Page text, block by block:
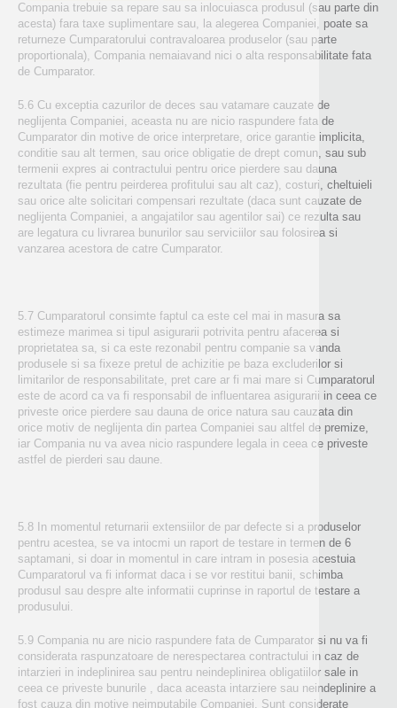
Compania trebuie sa repare sau sa inlocuiasca produsul (sau parte din
acesta) fara taxe suplimentare sau, la alegerea Companiei, poate sa
returneze Cumparatorului contravaloarea produselor (sau parte
proportionala), Compania nemaiavand nici o alta responsabilitate fata
de Cumparator.
5.6 Cu exceptia cazurilor de deces sau vatamare cauzate de
neglijenta Companiei, aceasta nu are nicio raspundere fata de
Cumparator din motive de orice interpretare, orice garantie implicita,
conditie sau alt termen, sau orice obligatie de drept comun, sau sub
termenii expres ai contractului pentru orice pierdere sau dauna
rezultata (fie pentru peirderea profitului sau alt caz), costuri, cheltuieli
sau orice alte solicitari compensari rezultate (daca sunt cauzate de
neglijenta Companiei, a angajatilor sau agentilor sai) ce rezulta sau
are legatura cu livrarea bunurilor sau serviciilor sau folosirea si
vanzarea acestora de catre Cumparator.
5.7 Cumparatorul consimte faptul ca este cel mai in masura sa
estimeze marimea si tipul asigurarii potrivita pentru afacerea si
proprietatea sa, si ca este rezonabil pentru companie sa vanda
produsele si sa fixeze pretul de achizitie pe baza excluderilor si
limitarilor de responsabilitate, pret care ar fi mai mare si Cumparatorul
este de acord ca va fi responsabil de influentarea asigurarii in ceea ce
priveste orice pierdere sau dauna de orice natura sau cauzata din
orice motiv de neglijenta din partea Companiei sau altfel de premize,
iar Compania nu va avea nicio raspundere legala in ceea ce priveste
astfel de pierderi sau daune.
5.8 In momentul returnarii extensiilor de par defecte si a produselor
pentru acestea, se va intocmi un raport de testare in termen de 6
saptamani, si doar in momentul in care intram in posesia acestuia
Cumparatorul va fi informat daca i se vor restitui banii, schimba
produsul sau despre alte informatii cuprinse in raportul de testare a
produsului.
5.9 Compania nu are nicio raspundere fata de Cumparator si nu va fi
considerata raspunzatoare de nerespectarea contractului in caz de
intarzieri in indeplinirea sau pentru neindeplinirea obligatiilor sale in
ceea ce priveste bunurile , daca aceasta intarziere sau neindeplinire a
fost cauza din motive neimputabile Companiei. Sunt considerate